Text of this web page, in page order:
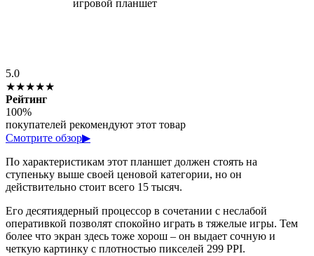
5.0
★★★★★
Рейтинг
100%
покупателей рекомендуют этот товар
Смотрите обзор▶
По характеристикам этот планшет должен стоять на
ступеньку выше своей ценовой категории, но он
действительно стоит всего 15 тысяч.
Его десятиядерный процессор в сочетании с неслабой
оперативкой позволят спокойно играть в тяжелые игры. Тем
более что экран здесь тоже хорош – он выдает сочную и
четкую картинку с плотностью пикселей 299 PPI.